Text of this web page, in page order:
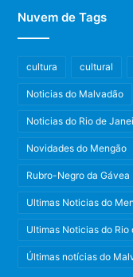
Nuvem de Tags
cultura cultural
Noticias do Malvadão
Noticias do Rio de
Novidades do Mengão
Rubro-Negro da Gávea
Ultimas Noticias do
Ultimas Noticias do Rio
Últimas notícias do